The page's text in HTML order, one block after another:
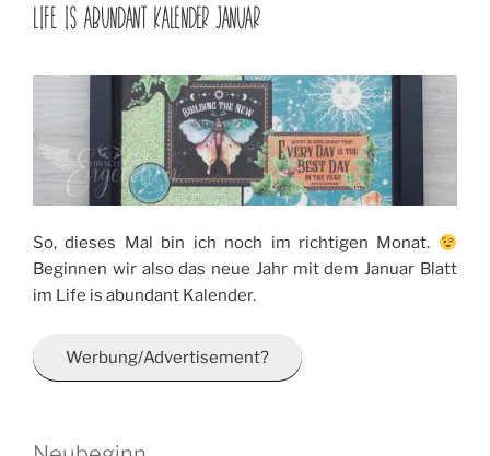
AM
LIFE IS ABUNDANT KALENDER JANUAR
So, dieses Mal bin ich noch im richtigen Monat.
Beginnen wir also das neue Jahr mit dem Januar Blatt
im Life is abundant Kalender.
Werbung/Advertisement?